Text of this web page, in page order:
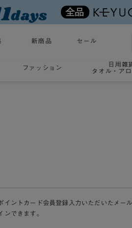
新商品 セール
ファッション
日用雑
タオル・ア
イントカード会員登録入力いただいたメー
ンできます。